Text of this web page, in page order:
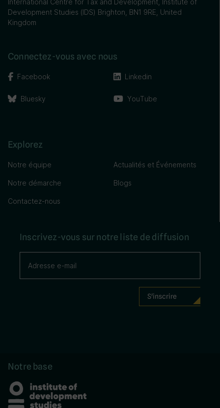
International Centre for Tax and Development, Institute of
Development Studies (IDS) Brighton, BN1 9RE, United
Kingdom
Connectez-vous avec nous
Facebook
Bluesky
Linkedin
YouTube
Explorez
Notre équipe
Notre démarche
Contactez-nous
Actualités et Événements
Blogs
Inscrivez-vous sur notre liste de diffusion
Notre base